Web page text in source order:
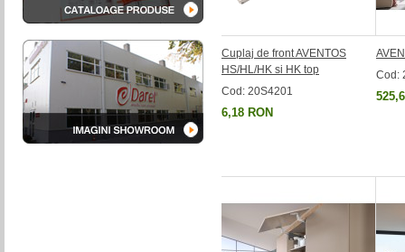
Cuplaj de front AVENTOS
HS/HL/HK si HK top
Cod: 20S4201
6,18 RON
Cod: